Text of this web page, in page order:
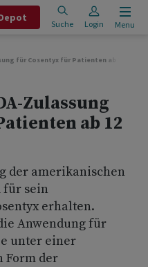
Suche Login Menu
für Cosentyx für Patienten ab 12 Jahren
Zulassung
ab 12
der amerikanischen
für sein
erhalten.
Anwendung für
unter einer
Form der